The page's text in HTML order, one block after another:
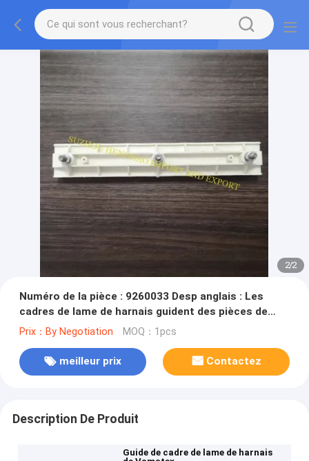
2/2
Numéro de la pièce : 9260033 Desp anglais : Les
cadres de lame de harnais guident des pièces de
métier à tisser de Vamatex
Prix：By Negotiation MOQ：1pcs
meilleur prix Contactez
Description De Produit
Guide de cadre de lame de harnais